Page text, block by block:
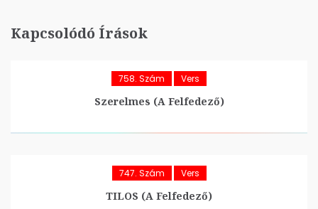
Kapcsolódó Írások
758. Szám Vers
Szerelmes (A Felfedező)
747. Szám Vers
TILOS (A Felfedező)